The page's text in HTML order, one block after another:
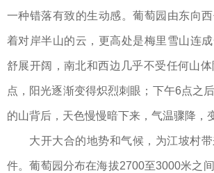
一种错落有致的生动感。葡萄园由东向
着对岸半山的云，更高处是梅里雪山连
舒展开阔，南北和西边几乎不受任何山
点，阳光逐渐变得炽烈刺眼；下午6点之
的山背后，天色慢慢暗下来，气温骤降，
大开大合的地势和气候，为江坡村
件。葡萄园分布在海拔2700至3000米之